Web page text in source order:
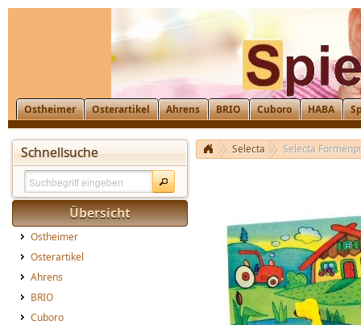
Ostheimer Osterartikel Ahrens BRIO Cuboro HABA
Schnellsuche
Übersicht
Ostheimer
Osterartikel
Ahrens
BRIO
Cuboro
Selecta Selecta